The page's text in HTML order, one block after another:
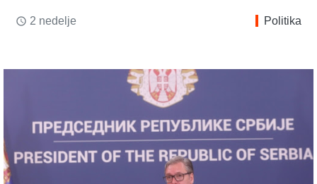
access_time 2 nedelje Politika